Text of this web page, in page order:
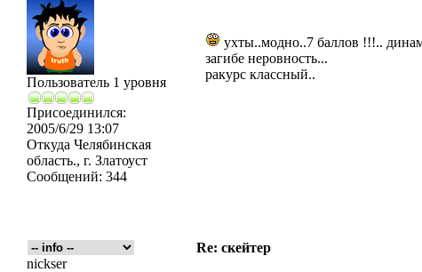
Пользователь 1 уровня
Присоединился:
2005/6/29 13:07
Откуда Челябинская
область., г. Златоуст
Сообщений: 344
ухты..модно..7 баллов !!!..
загибе неровность...
ракурс классный..
Re: скейтер
nickser